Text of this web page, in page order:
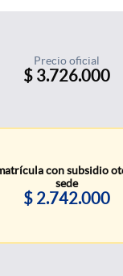
Precio oficial
$ 3.726.000
con subsidio
sede
$ 2.742.000